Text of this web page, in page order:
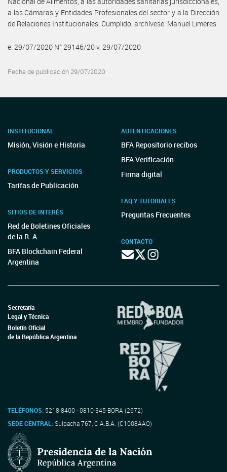
a las Cámaras y Entidades Profesionales del sector y a la Dirección
de Relaciones Institucionales. Cumplido, archívese. Manuel Limeres
e. 29/07/2020 N° 29146/20 v. 29/07/2020
Fecha de publicación 29/07/2020
INSTITUCIONAL
Misión, Visión e Historia
PRODUCTOS Y SERVICIOS
Tarifas de Publicación
SITIOS DE INTERÉS
Red de Boletines Oficiales
de la R. A.
BFA Blockchain Federal
Argentina
AUTENTICACIONES
BFA Repositorio recibos
BFA Verificación
Firma digital
FAQ Y TUTORIALES
Preguntas Frecuentes
CONTACTO
Secretaría
Legal y Técnica
Boletín Oficial
de la República Argentina
TELÉFONOS: 5218-8400 - 0810-345-BORA (2672)
SEDE CENTRAL:Suipacha 767, C.A.B.A. (C1008AAO)